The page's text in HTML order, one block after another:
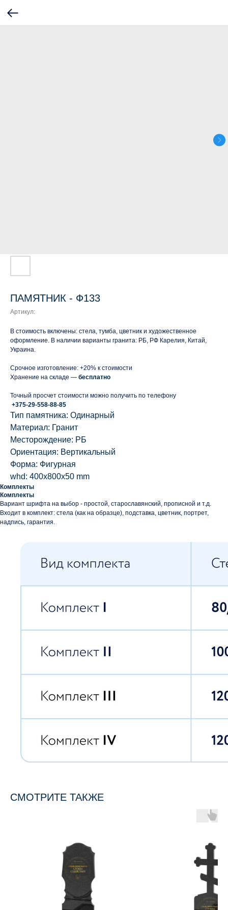
ПАМЯТНИК - Ф133
Артикул:
В стоимость включены: стела, тумба, цветник и художественное
оформление. В наличии варианты гранита: РБ, РФ Карелия, Китай,
Украина.
Срочное изготовление: +20% к стоимости
Хранение на складе — бесплатно
Точный просчет стоимости можно получить по телефону
+375-29-558-88-85
Тип памятника: Одинарный
Материал: Гранит
Месторождение: РБ
Ориентация: Вертикальный
Форма: Фигурная
whd: 400x800x50 mm
Комплекты
Комплекты
Вариант шрифта на выбор - простой, старославянский, прописной и т.д.
Входит в комплект: стела (как на образце), подставка, цветник, портрет,
надпись, гарантия.
СМОТРИТЕ ТАКЖЕ